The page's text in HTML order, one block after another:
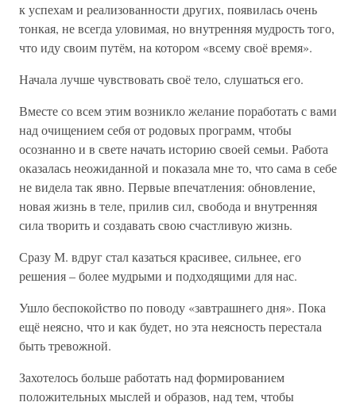
к успехам и реализованности других, появилась очень
тонкая, не всегда уловимая, но внутренняя мудрость того,
что иду своим путём, на котором «всему своё время».
Начала лучше чувствовать своё тело, слушаться его.
Вместе со всем этим возникло желание поработать с вами
над очищением себя от родовых программ, чтобы
осознанно и в свете начать историю своей семьи. Работа
оказалась неожиданной и показала мне то, что сама в себе
не видела так явно. Первые впечатления: обновление,
новая жизнь в теле, прилив сил, свобода и внутренняя
сила творить и создавать свою счастливую жизнь.
Сразу М. вдруг стал казаться красивее, сильнее, его
решения – более мудрыми и подходящими для нас.
Ушло беспокойство по поводу «завтрашнего дня». Пока
ещё неясно, что и как будет, но эта неясность перестала
быть тревожной.
Захотелось больше работать над формированием
положительных мыслей и образов, над тем, чтобы